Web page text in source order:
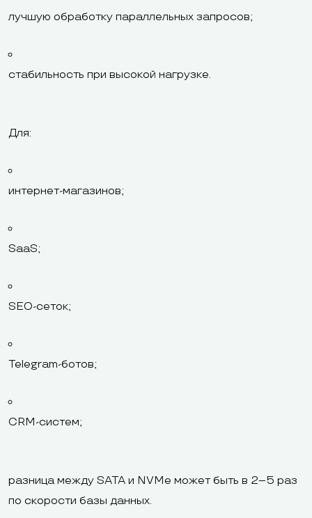
лучшую обработку параллельных запросов;
стабильность при высокой нагрузке.
Для:
интернет-магазинов;
SaaS;
SEO-сеток;
Telegram-ботов;
CRM-систем;
разница между SATA и NVMe может быть в 2–5 раз
по скорости базы данных.